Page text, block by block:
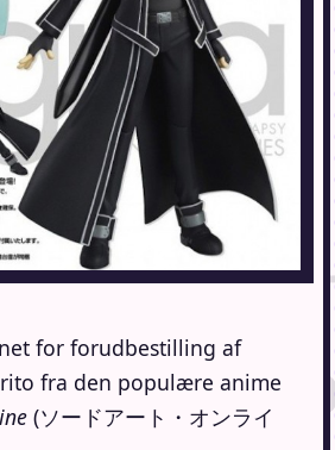
for forudbestilling af
fra den populære anime
(ソードアート・オンライ